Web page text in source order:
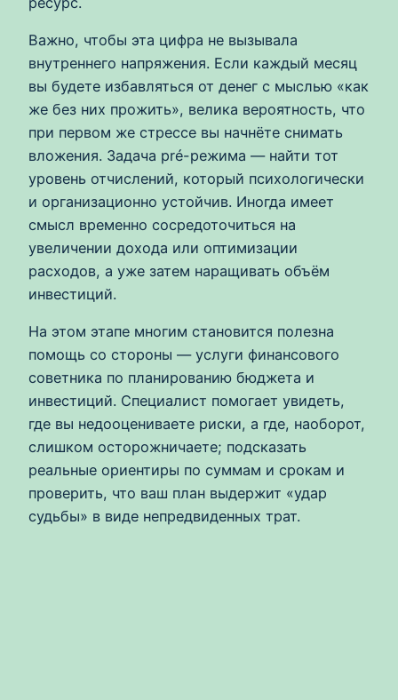
Важно, чтобы эта цифра не вызывала
внутреннего напряжения. Если каждый месяц
вы будете избавляться от денег с мыслью «как
же без них прожить», велика вероятность, что
при первом же стрессе вы начнёте снимать
вложения. Задача pré-режима — найти тот
уровень отчислений, который психологически
и организационно устойчив. Иногда имеет
смысл временно сосредоточиться на
увеличении дохода или оптимизации
расходов, а уже затем наращивать объём
инвестиций.
На этом этапе многим становится полезна
помощь со стороны — услуги финансового
советника по планированию бюджета и
инвестиций. Специалист помогает увидеть,
где вы недооцениваете риски, а где, наоборот,
слишком осторожничаете; подсказать
реальные ориентиры по суммам и срокам и
проверить, что ваш план выдержит «удар
судьбы» в виде непредвиденных трат.